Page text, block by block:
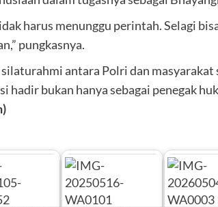
harus menunggu perintah. Selagi
pungkasnya.
antara Polri dan masyarakat
hadir bukan hanya sebagai penegak